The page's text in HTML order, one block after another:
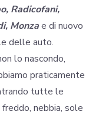
Radicofani,
Monzae di nuovo
delle auto.
lo nascondo,
praticamente
tutte le
nebbia, sole